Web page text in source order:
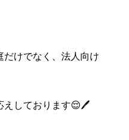
けでなく、法人向け
えしております😌🖊